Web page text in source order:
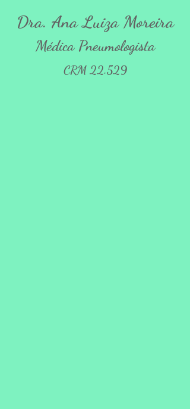
Dra. Ana Luiza Moreira
Médica Pneumologista
CRM 22.529